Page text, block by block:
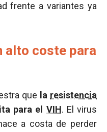
frente a variantes ya
alto coste para
que la resistencia
para el VIH. El virus
a costa de perder